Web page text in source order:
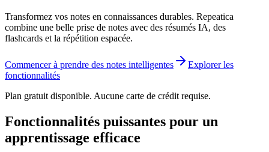
Transformez vos notes en connaissances durables. Repeatica
combine une belle prise de notes avec des résumés IA, des
flashcards et la répétition espacée.
Commencer à prendre des notes intelligentes
Explorer les
fonctionnalités
Plan gratuit disponible. Aucune carte de crédit requise.
Fonctionnalités puissantes pour un
apprentissage efficace